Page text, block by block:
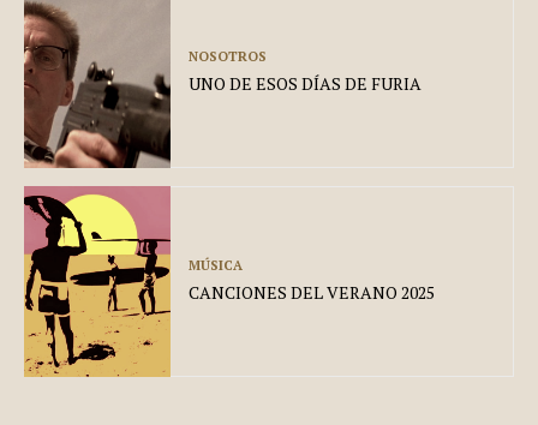
NOSOTROS
UNO DE ESOS DÍAS DE FURIA
MÚSICA
CANCIONES DEL VERANO 2025